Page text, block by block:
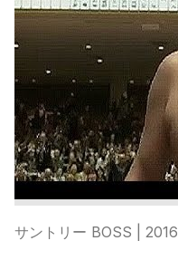
サントリー BOSS | 2016